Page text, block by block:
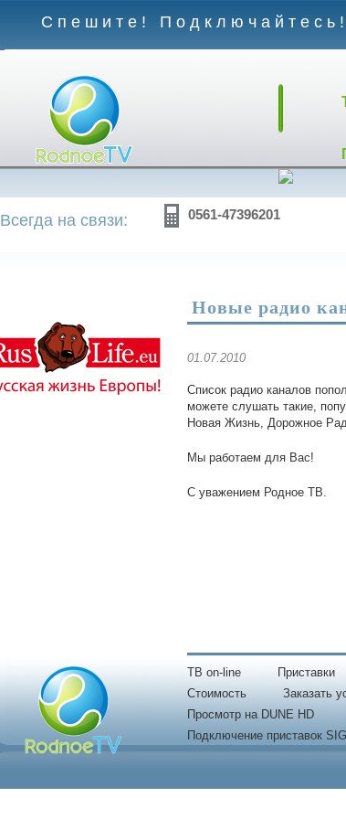
Спешите!
Всегда на связи: 0561-47396201
Новые рaдио
01.07.2010
Список радио каналов
можете слушать такие,
Новая Жизнь, Дорожное
Мы работаем для Вас!
С уважением Родное ТВ.
TB on-line Приставки
Стоимость
Заказать
Просмотр на DUNE HD
Подключение приставок